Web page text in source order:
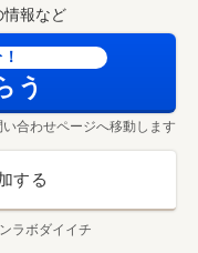
情報など
う
い合わせページへ移動します
する
ラボダイイチ